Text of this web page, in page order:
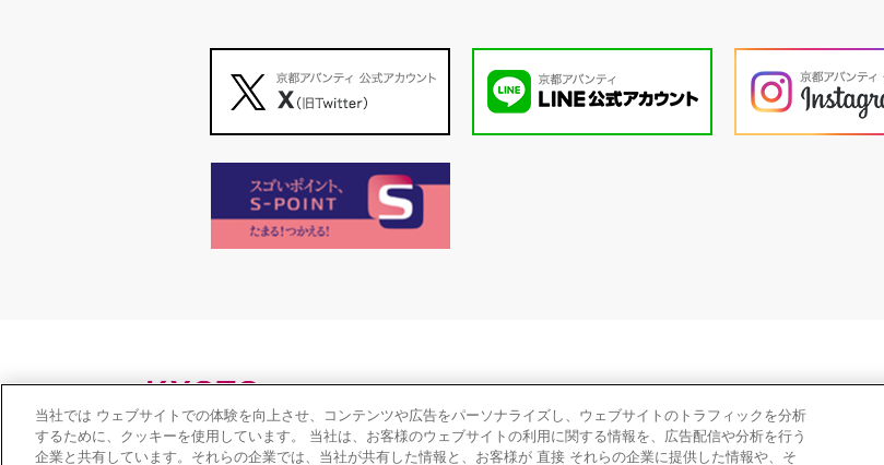
当社では ウェブサイトでの体験を向上させ、コンテンツや広告をパーソナライズし、ウェブサイトのトラフィックを分析
するために、クッキーを使用しています。 当社は、お客様のウェブサイトの利用に関する情報を、広告配信や分析を行う
企業と共有しています。それらの企業では、当社が共有した情報と、お客様が 直接 それらの企業に提供した情報や、そ